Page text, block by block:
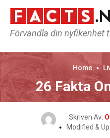
Förvandla din nyfikenhet
Home
26 Fakta
Skriven Av:
Modified &